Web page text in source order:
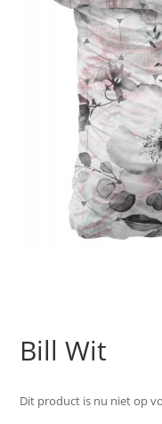
Bill Wit
Dit product is nu niet op